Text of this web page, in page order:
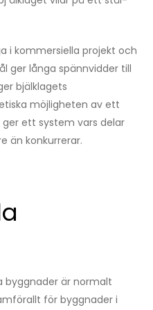
i kommersiella projekt och
ger långa spännvidder till
bjälklagets
möjligheten av ett
ett system vars delar
än konkurrerar.
byggnader är normalt
för byggnader i